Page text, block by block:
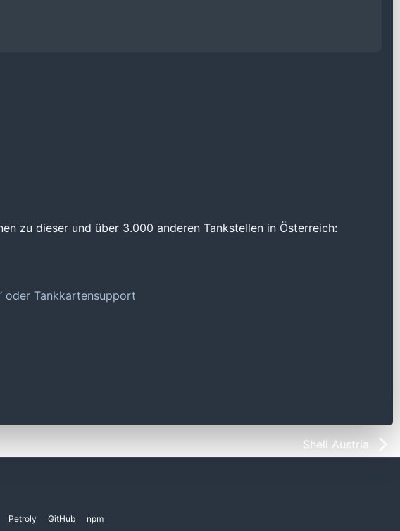
zu dieser und über 3.000 anderen Tankstellen in Österreich:
oder Tankkartensupport
Shell Austria
Petroly GitHub npm